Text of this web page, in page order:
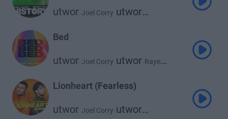
utwor Joel Corry utwor
Bed
utwor Joel Corry utwor Raye
Lionheart (Fearless)
utwor Joel Corry utwor